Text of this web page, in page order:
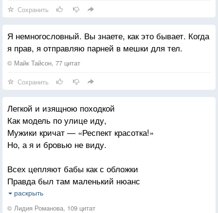
Собой довольна и рада,
Что в жизни не интриганка
А из камней я построю,
Большую прочную крепость,
Людской обман и свирепость.
Сохранить
Я немногословный. Вы знаете, как это бывает. Когда
я прав, я отправляю парней в мешки для тел.
© Майк Тайсон, 77 цитат
Сохранить
Легкой и изящною походкой
Как модель по улице иду,
Мужики кричат — «Респект красотка!»
Но, а я и бровью не виду.
Всех цепляют бабы как с обложки
Правда был там маленький нюанс
На спине несла мешок картошки,
А в руке арбуз и ананас!
раскрыть
© Лидия Романова, 109 цитат